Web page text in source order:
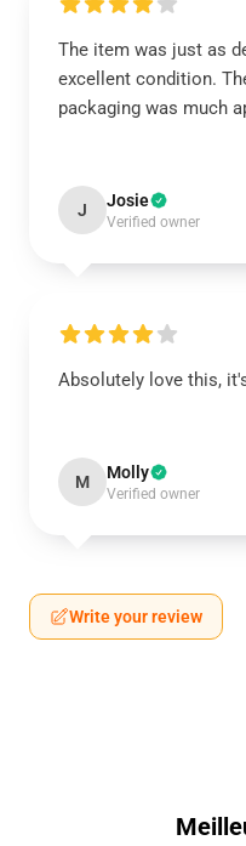
The item was just as
excellent condition.
packaging was much
J Josie
Verified owner
Absolutely love this,
M Molly
Verified owner
Write your review